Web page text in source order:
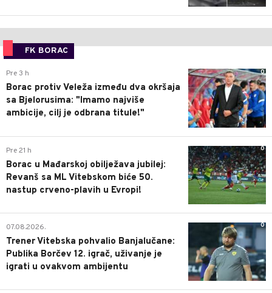
FK BORAC
0
Pre 3 h
Borac protiv Veleža između dva okršaja
sa Bjelorusima: "Imamo najviše
ambicije, cilj je odbrana titule!"
0
Pre 21 h
Borac u Mađarskoj obilježava jubilej:
Revanš sa ML Vitebskom biće 50.
nastup crveno-plavih u Evropi!
0
07.08.2026.
Trener Vitebska pohvalio Banjalučane:
Publika Borčev 12. igrač, uživanje je
igrati u ovakvom ambijentu